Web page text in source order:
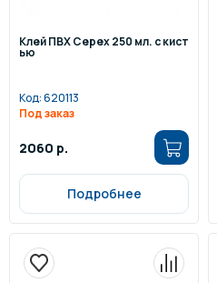
Клей ПВХ Cepex 250 мл. с кист
ью
Код:620113
Под заказ
2060 р.
Подробнее